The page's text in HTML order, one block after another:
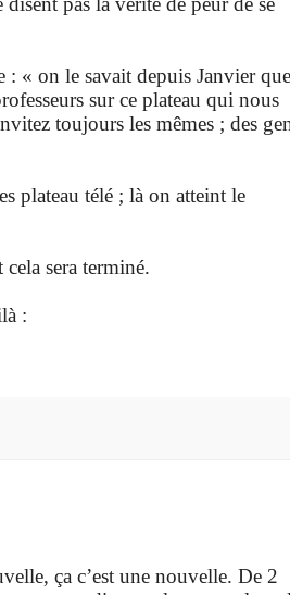
: « on le savait depuis Janvier que
sur ce plateau qui nous
toujours les mêmes ; des
plateau télé ; là on atteint le
sera terminé.
:
ça c’est une nouvelle. De 2